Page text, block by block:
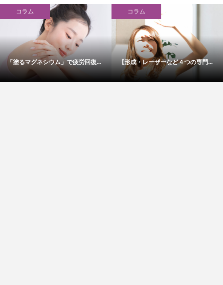
コラム
「塗るマグネシウム」で疲労回復...
コラム
【形成・レーザーなど４つの専門...